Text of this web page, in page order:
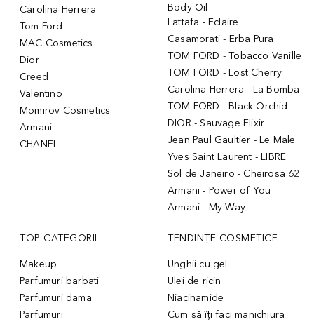
Carolina Herrera
Tom Ford
MAC Cosmetics
Dior
Creed
Valentino
Momirov Cosmetics
Armani
CHANEL
Body Oil
Lattafa - Eclaire
Casamorati - Erba Pura
TOM FORD - Tobacco Vanille
TOM FORD - Lost Cherry
Carolina Herrera - La Bomba
TOM FORD - Black Orchid
DIOR - Sauvage Elixir
Jean Paul Gaultier - Le Male
Yves Saint Laurent - LIBRE
Sol de Janeiro - Cheirosa 62
Armani - Power of You
Armani - My Way
TOP CATEGORII
Makeup
Parfumuri barbati
Parfumuri dama
Parfumuri
TENDINȚE COSMETICE
Unghii cu gel
Ulei de ricin
Niacinamide
Cum să îți faci manichiura